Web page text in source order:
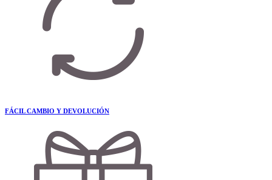
FÁCIL CAMBIO Y DEVOLUCIÓN